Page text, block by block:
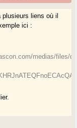
liens où il
ici :
medias/files/